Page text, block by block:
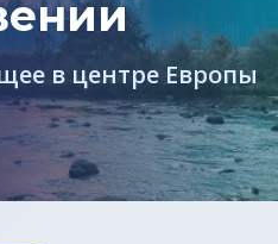
в центре Европы